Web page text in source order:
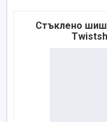
Стъклено